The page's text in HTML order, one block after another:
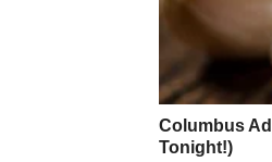
Finansijska
znak koji ima
posao ili